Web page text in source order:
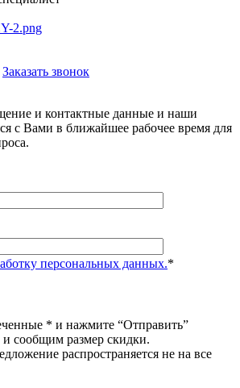
Заказать звонок
и контактные данные и наши
с Вами в ближайшее рабочее время для
персональных данных.*
* и нажмите “Отправить”
сообщим размер скидки.
распространяется не на все